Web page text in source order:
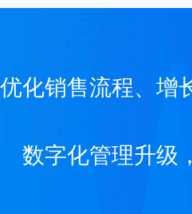
优化销售流程、增
数字化管理升级